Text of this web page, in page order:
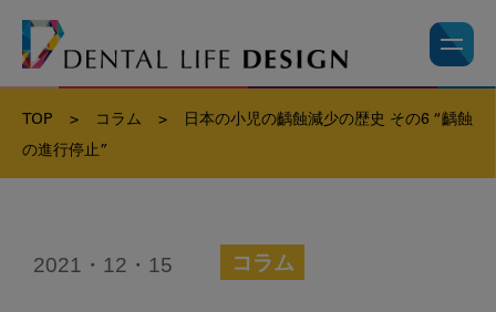
TOP > コラム >
日本の小児の齲蝕減少の歴史 その6 “齲蝕
の進行停止”
2021・12・15 コラム